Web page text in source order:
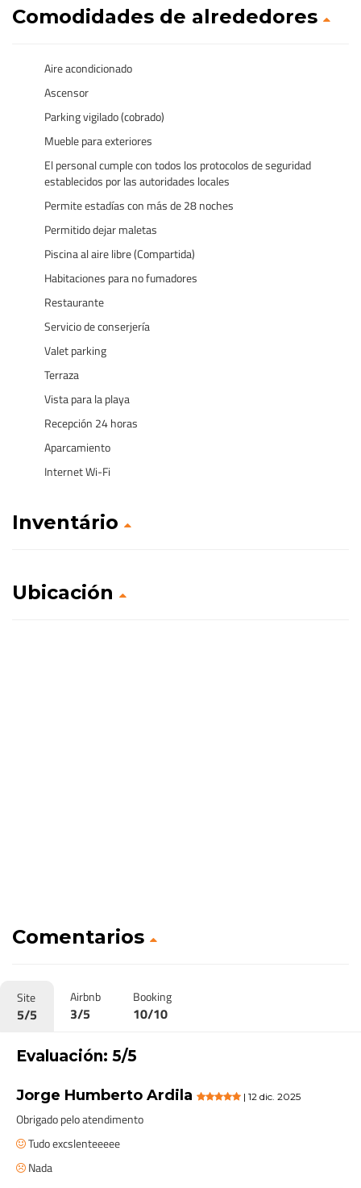
Comodidades de alrededores
Aire acondicionado
Ascensor
Parking vigilado (cobrado)
Mueble para exteriores
El personal cumple con todos los protocolos de seguridad
establecidos por las autoridades locales
Permite estadías con más de 28 noches
Permitido dejar maletas
Piscina al aire libre (Compartida)
Habitaciones para no fumadores
Restaurante
Servicio de conserjería
Valet parking
Terraza
Vista para la playa
Recepción 24 horas
Aparcamiento
Internet Wi-Fi
Inventário
Ubicación
Comentarios
Site
5/5
Airbnb
3/5
Booking
10/10
Evaluación: 5/5
Jorge Humberto Ardila | 12 dic. 2025
Obrigado pelo atendimento
Tudo excslenteeeee
Nada